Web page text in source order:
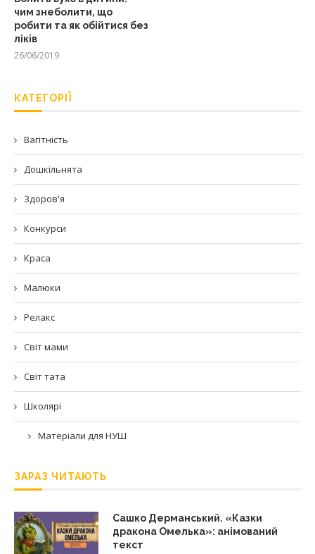
чим знеболити, що
робити та як обійтися без
ліків
26/06/2019
КАТЕГОРІЇ
Вагітність
Дошкільнята
Здоров'я
Конкурси
Краса
Малюки
Релакс
Світ мами
Світ тата
Школярі
Матеріали для НУШ
ЗАРАЗ ЧИТАЮТЬ
Сашко Дерманський. «Казки
дракона Омелька»: анімований
текст